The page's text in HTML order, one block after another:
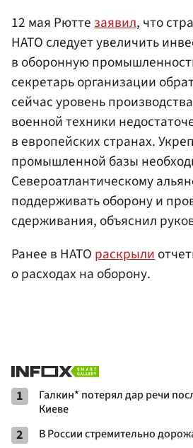
12 мая Рюттезаявил, что
НАТО следует увеличить
в оборонную
секретарь организации
сейчас уровень
военной техники
в европейских странах.
промышленной базы
Североатлантическому
поддерживать оборону и
сдерживания, объяснил
Ранее в НАТО раскрыли
о расходах на оборону.
1
Галкин* потерял дар речи
Киеве
2 В России стремительно